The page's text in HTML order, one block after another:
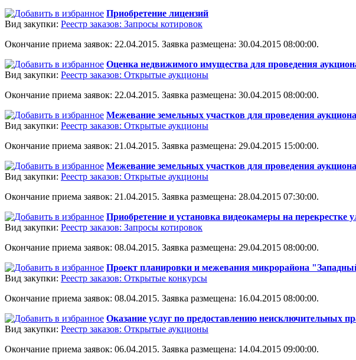
Приобретение лицензий
Вид закупки: Реестр заказов: Запросы котировок
Окончание приема заявок: 22.04.2015. Заявка размещена: 30.04.2015 08:00:00.
Оценка недвижимого имущества для проведения
Вид закупки: Реестр заказов: Открытые аукционы
Окончание приема заявок: 22.04.2015. Заявка размещена: 30.04.2015 08:00:00.
Межевание земельных участков для проведения
Вид закупки: Реестр заказов: Открытые аукционы
Окончание приема заявок: 21.04.2015. Заявка размещена: 29.04.2015 15:00:00.
Межевание земельных участков для проведения
Вид закупки: Реестр заказов: Открытые аукционы
Окончание приема заявок: 21.04.2015. Заявка размещена: 28.04.2015 07:30:00.
Приобретение и установка видеокамеры на
Вид закупки: Реестр заказов: Запросы котировок
Окончание приема заявок: 08.04.2015. Заявка размещена: 29.04.2015 08:00:00.
Проект планировки и межевания микрорайона
Вид закупки: Реестр заказов: Открытые конкурсы
Окончание приема заявок: 08.04.2015. Заявка размещена: 16.04.2015 08:00:00.
Оказание услуг по предоставлению неисключительных
Вид закупки: Реестр заказов: Открытые аукционы
Окончание приема заявок: 06.04.2015. Заявка размещена: 14.04.2015 09:00:00.